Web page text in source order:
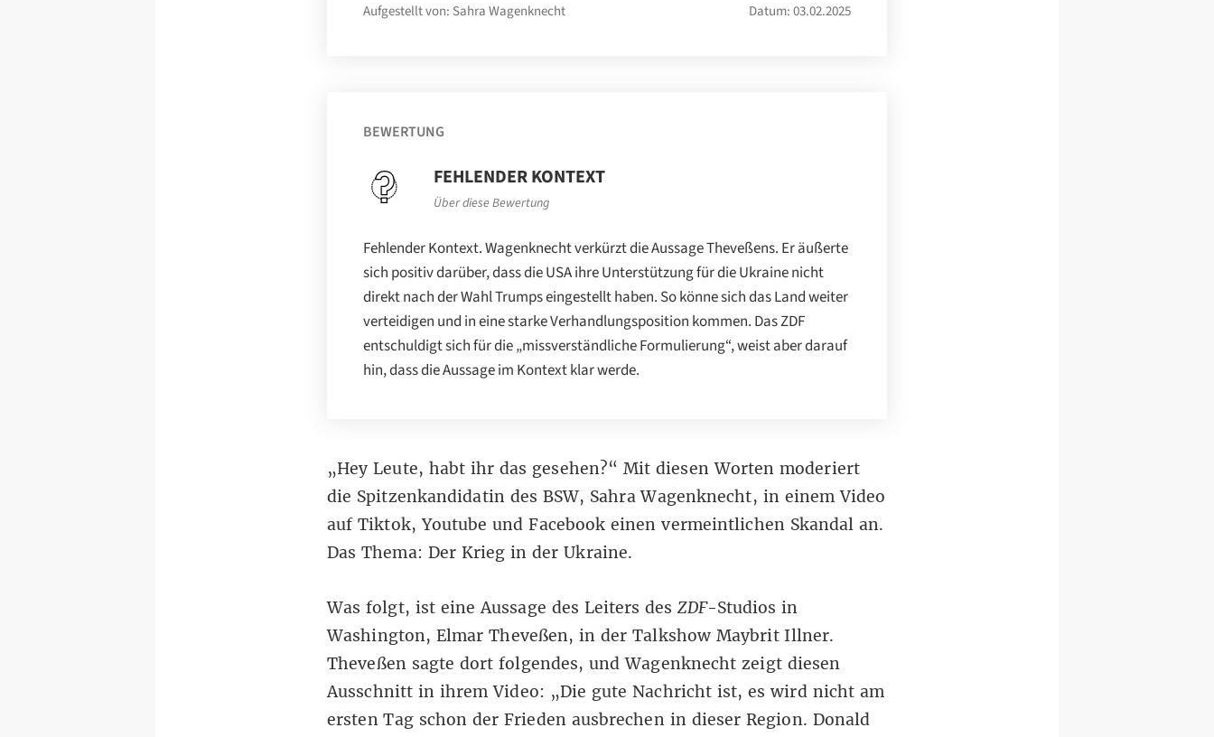
Aufgestellt von: Sahra Wagenknecht Datum: 03.02.2025
BEWERTUNG
FEHLENDER KONTEXT
Über diese Bewertung
Fehlender Kontext. Wagenknecht verkürzt die Aussage Theveßens. Er äußerte
sich positiv darüber, dass die USA ihre Unterstützung für die Ukraine nicht
direkt nach der Wahl Trumps eingestellt haben. So könne sich das Land weiter
verteidigen und in eine starke Verhandlungsposition kommen. Das ZDF
entschuldigt sich für die „missverständliche Formulierung“, weist aber darauf
hin, dass die Aussage im Kontext klar werde.
„Hey Leute, habt ihr das gesehen?“ Mit diesen Worten moderiert
die Spitzenkandidatin des BSW, Sahra Wagenknecht, in einem Video
aufTiktok,Youtube undFacebook einen vermeintlichen Skandal an.
Das Thema: Der Krieg in der Ukraine.
Was folgt, ist eine Aussage des Leiters desZDF-Studios in
Washington, Elmar Theveßen, in der Talkshow Maybrit Illner.
Theveßen sagte dort folgendes, und Wagenknecht zeigt diesen
Ausschnitt in ihrem Video: „Die gute Nachricht ist, es wird nicht am
ersten Tag schon der Frieden ausbrechen in dieser Region. Donald